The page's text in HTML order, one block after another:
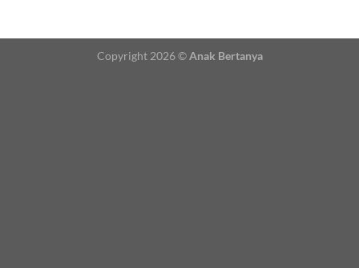
Copyright 2026 ©Anak Bertanya